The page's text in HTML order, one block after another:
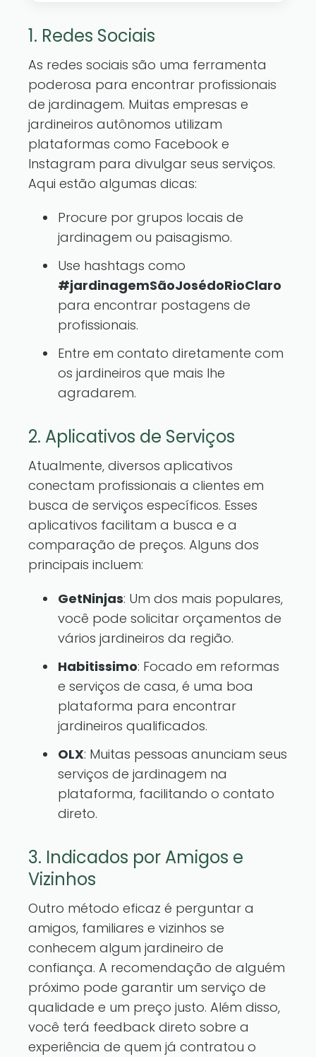
1. Redes Sociais
As redes sociais são uma ferramenta
poderosa para encontrar profissionais
de jardinagem. Muitas empresas e
jardineiros autônomos utilizam
plataformas como Facebook e
Instagram para divulgar seus serviços.
Aqui estão algumas dicas:
Procure por grupos locais de
jardinagem ou paisagismo.
Use hashtags como
#jardinagemSãoJosédoRioClaro
para encontrar postagens de
profissionais.
Entre em contato diretamente com
os jardineiros que mais lhe
agradarem.
2. Aplicativos de Serviços
Atualmente, diversos aplicativos
conectam profissionais a clientes em
busca de serviços específicos. Esses
aplicativos facilitam a busca e a
comparação de preços. Alguns dos
principais incluem:
GetNinjas: Um dos mais populares,
você pode solicitar orçamentos de
vários jardineiros da região.
Habitissimo: Focado em reformas
e serviços de casa, é uma boa
plataforma para encontrar
jardineiros qualificados.
OLX: Muitas pessoas anunciam seus
serviços de jardinagem na
plataforma, facilitando o contato
direto.
3. Indicados por Amigos e
Vizinhos
Outro método eficaz é perguntar a
amigos, familiares e vizinhos se
conhecem algum jardineiro de
confiança. A recomendação de alguém
próximo pode garantir um serviço de
qualidade e um preço justo. Além disso,
você terá feedback direto sobre a
experiência de quem já contratou o